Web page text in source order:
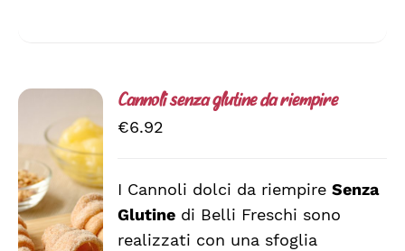
AGGIUNGI
AL
CARRELLO
Cannoli senza glutine da riempire
€6.92
I Cannoli dolci da riempireSenza
Glutine di Belli Freschi sono
realizzati con una sfoglia